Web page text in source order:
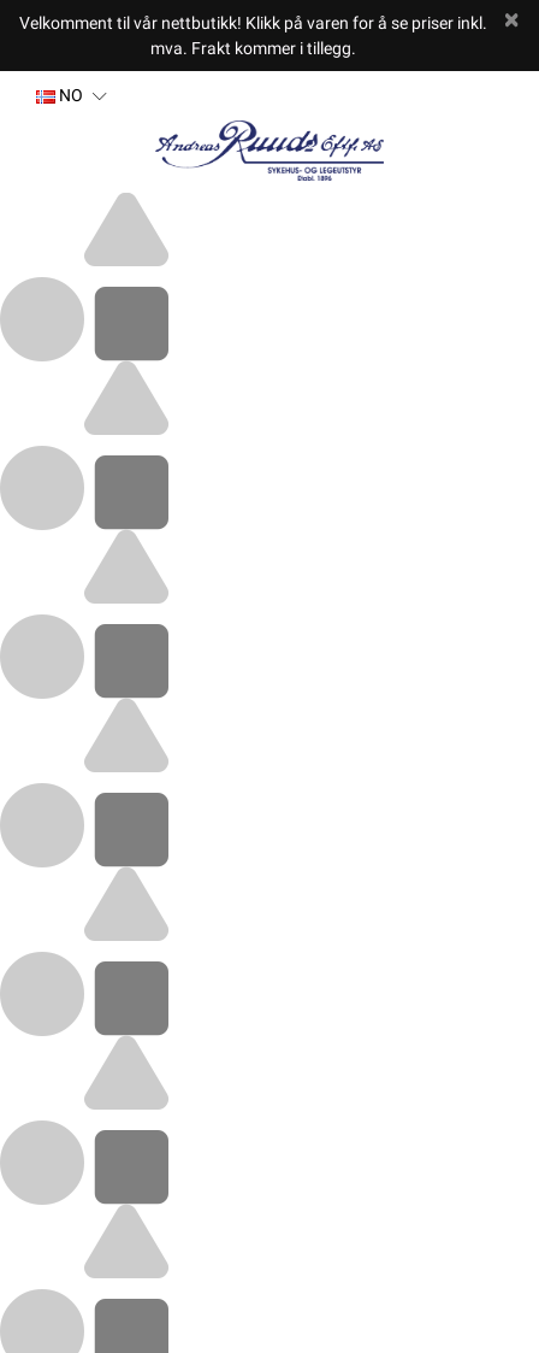
Velkomment til vår nettbutikk! Klikk på varen for å se priser inkl.
mva. Frakt kommer i tillegg.
NO